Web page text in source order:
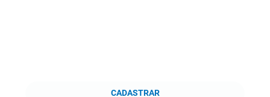
CADASTRAR